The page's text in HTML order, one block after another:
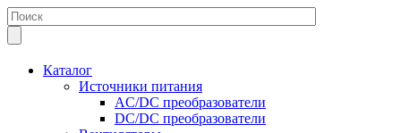
Каталог
Источники питания
AC/DC преобразователи
DC/DC преобразователи